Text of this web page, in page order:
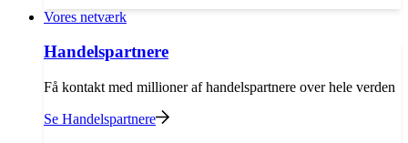
Vores netværk
Handelspartnere
Få kontakt med millioner af handelspartnere over hele verden
Se Handelspartnere